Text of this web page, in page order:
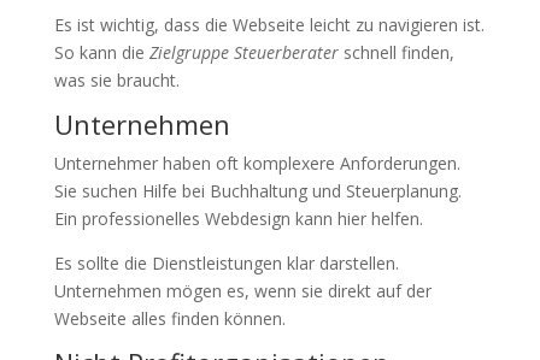
Es ist wichtig, dass die Webseite leicht zu navigieren ist.
So kann die Zielgruppe Steuerberaterschnell finden,
was sie braucht.
Unternehmen
Unternehmer haben oft komplexere Anforderungen.
Sie suchen Hilfe bei Buchhaltung und Steuerplanung.
Ein professionelles Webdesign kann hier helfen.
Es sollte die Dienstleistungen klar darstellen.
Unternehmen mögen es, wenn sie direkt auf der
Webseite alles finden können.